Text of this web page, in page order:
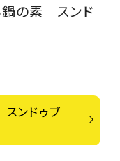
鍋の素 スンド
ンドゥブ